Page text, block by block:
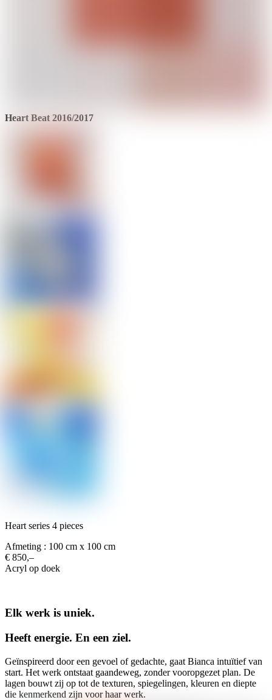
Heart Beat 2016/2017
Heart series 4 pieces
Afmeting : 100 cm x 100 cm
€ 850,–
Acryl op doek
Elk werk is uniek.
Heeft energie. En een ziel.
Geïnspireerd door een gevoel of gedachte, gaat Bianca intuïtief van
start. Het werk ontstaat gaandeweg, zonder vooropgezet plan. De
lagen bouwt zij op tot de texturen, spiegelingen, kleuren en diepte
die kenmerkend zijn voor haar werk.